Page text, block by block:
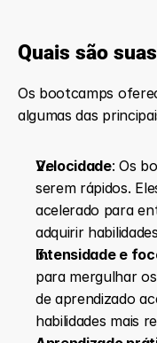
Quais são
Os bootcamps
algumas das
Velocidade: Os
serem rápidos.
acelerado para
adquirir
Intensidade e
para mergulhar
de aprendizado
habilidades mais